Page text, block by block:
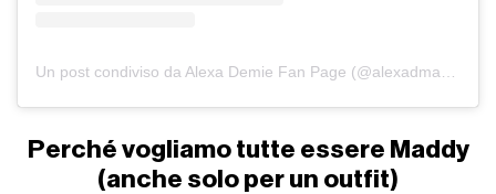
Perché vogliamo tutte essere Maddy
(anche solo per un outfit)